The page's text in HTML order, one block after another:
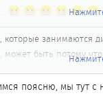
занимаются
быть потому
поясню, мы тут